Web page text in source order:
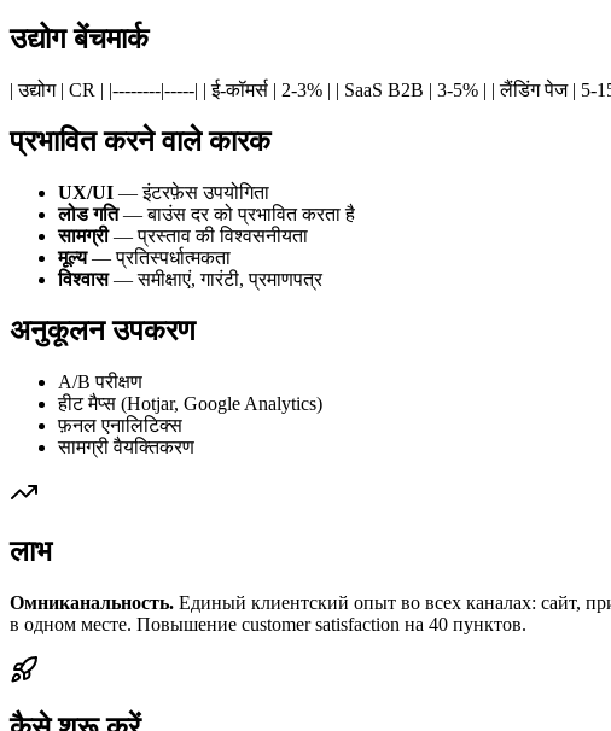
उद्योग बेंचमार्क
| उद्योग | CR | |--------|-----| | ई-कॉमर्स | 2-3% | | SaaS B2B | 3-5% | | लैंडिंग पेज | 5-
प्रभावित करने वाले कारक
UX/UI — इंटरफ़ेस उपयोगिता
लोड गति— बाउंस दर को प्रभावित करता है
सामग्री— प्रस्ताव की विश्वसनीयता
मूल्य— प्रतिस्पर्धात्मकता
विश्वास— समीक्षाएं, गारंटी, प्रमाणपत्र
अनुकूलन उपकरण
A/B परीक्षण
हीट मैप्स (Hotjar, Google Analytics)
फ़नल एनालिटिक्स
सामग्री वैयक्तिकरण
लाभ
Омниканальность. Единый клиентский опыт во всех каналах: сайт,
в одном месте. Повышение customer satisfaction на 40 пунктов.